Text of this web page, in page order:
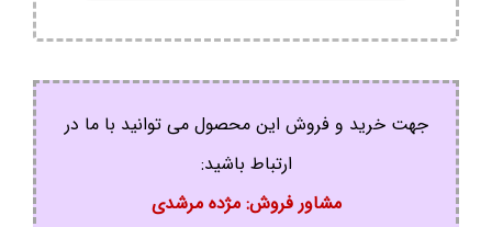
برای کسب اطلاعات بیشتر و مشاوره روی دکمه زیر
کلیک کنید.
مشاوره و فروش